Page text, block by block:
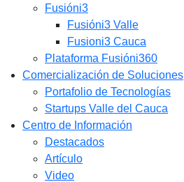
Fusióni3
Fusióni3 Valle
Fusioni3 Cauca
Plataforma Fusióni360
Comercialización de Soluciones
Portafolio de Tecnologías
Startups Valle del Cauca
Centro de Información
Destacados
Artículo
Video